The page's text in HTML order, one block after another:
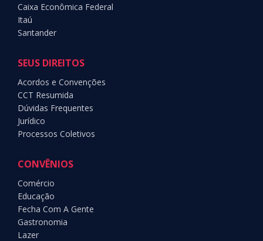
Caixa Econômica Federal
Itaú
Santander
SEUS DIREITOS
Acordos e Convenções
CCT Resumida
Dúvidas Frequentes
Jurídico
Processos Coletivos
CONVÊNIOS
Comércio
Educação
Fecha Com A Gente
Gastronomia
Lazer